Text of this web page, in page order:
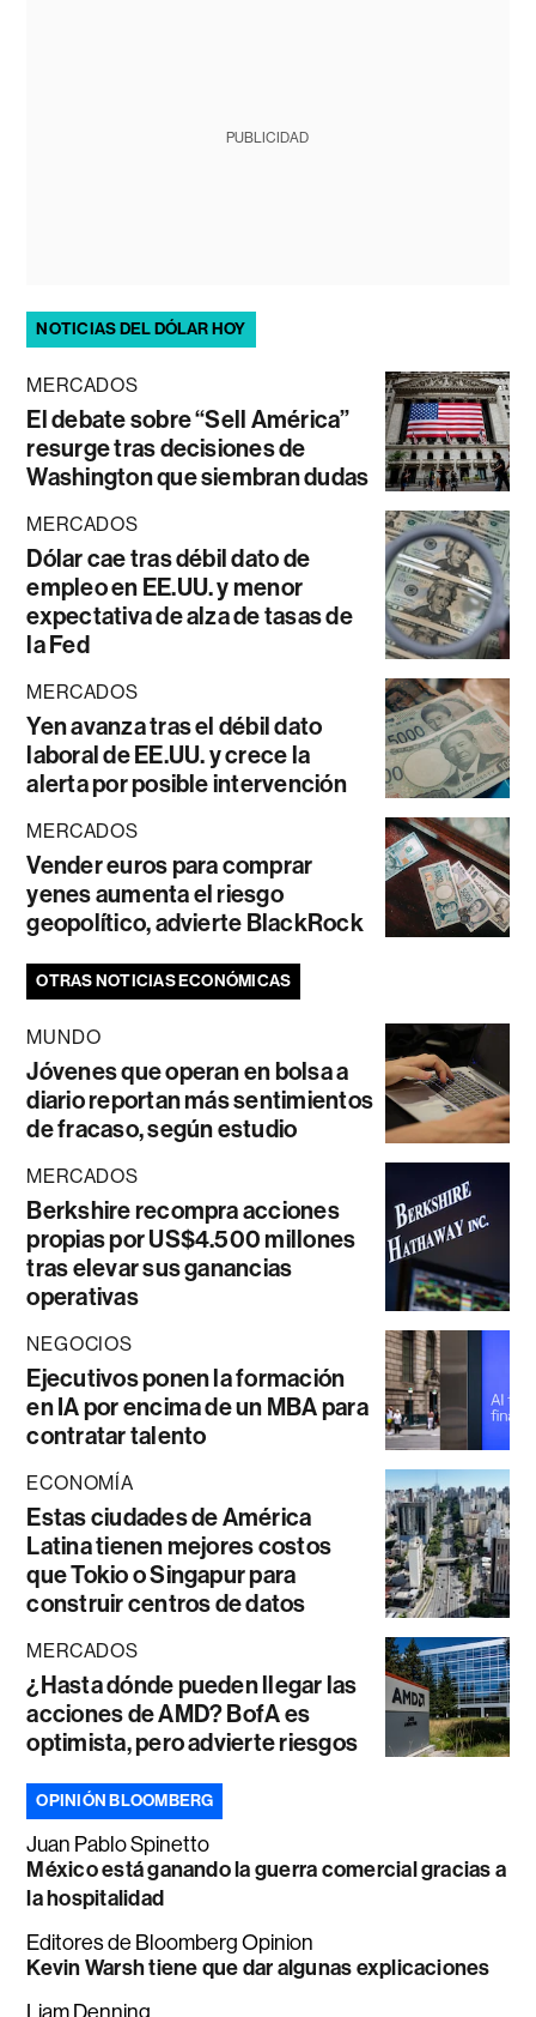
PUBLICIDAD
NOTICIAS DEL DÓLAR HOY
MERCADOS
El debate sobre “Sell América”
resurge tras decisiones de
Washington que siembran dudas
MERCADOS
Dólar cae tras débil dato de
empleo en EE.UU. y menor
expectativa de alza de tasas de
la Fed
MERCADOS
Yen avanza tras el débil dato
laboral de EE.UU. y crece la
alerta por posible intervención
MERCADOS
Vender euros para comprar
yenes aumenta el riesgo
geopolítico, advierte BlackRock
OTRAS NOTICIAS ECONÓMICAS
MUNDO
Jóvenes que operan en bolsa a
diario reportan más sentimientos
de fracaso, según estudio
MERCADOS
Berkshire recompra acciones
propias por US$4.500 millones
tras elevar sus ganancias
operativas
NEGOCIOS
Ejecutivos ponen la formación
en IA por encima de un MBA para
contratar talento
ECONOMÍA
Estas ciudades de América
Latina tienen mejores costos
que Tokio o Singapur para
construir centros de datos
MERCADOS
¿Hasta dónde pueden llegar las
acciones de AMD? BofA es
optimista, pero advierte riesgos
OPINIÓN BLOOMBERG
Juan Pablo Spinetto
México está ganando la guerra comercial gracias a
la hospitalidad
Editores de Bloomberg Opinion
Kevin Warsh tiene que dar algunas explicaciones
Liam Denning